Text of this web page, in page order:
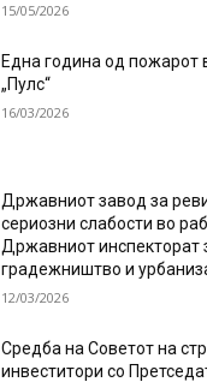
15/05/2026
Една година од пожарот
„Пулс“
16/03/2026
Државниот завод за
сериозни слабости во
Државниот инспекторат
градежништво и
12/03/2026
Средба на Советот на
инвеститори со